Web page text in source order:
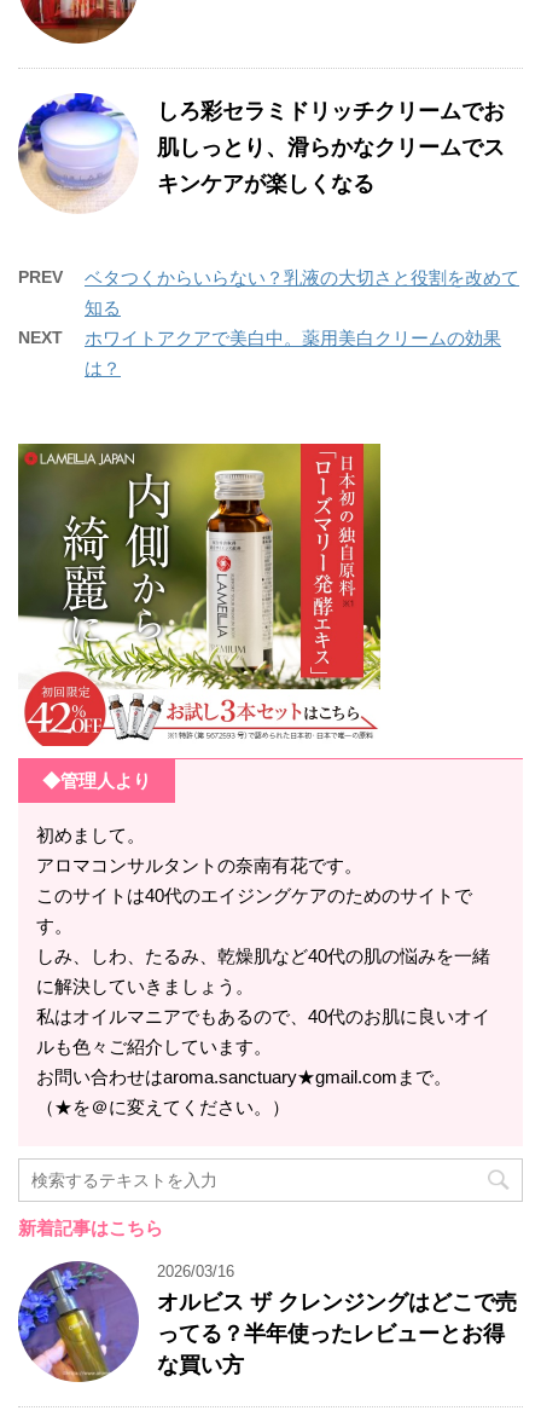
しろ彩セラミドリッチクリームでお
肌しっとり、滑らかなクリームでス
キンケアが楽しくなる
PREV
ベタつくからいらない？乳液の大切さと役割を改めて
知る
NEXT
ホワイトアクアで美白中。薬用美白クリームの効果
は？
◆管理人より
初めまして。
アロマコンサルタントの奈南有花です。
このサイトは40代のエイジングケアのためのサイトで
す。
しみ、しわ、たるみ、乾燥肌など40代の肌の悩みを一緒
に解決していきましょう。
私はオイルマニアでもあるので、40代のお肌に良いオイ
ルも色々ご紹介しています。
お問い合わせはaroma.sanctuary★gmail.comまで。
（★を＠に変えてください。）
新着記事はこちら
2026/03/16
オルビス ザ クレンジングはどこで売
ってる？半年使ったレビューとお得
な買い方